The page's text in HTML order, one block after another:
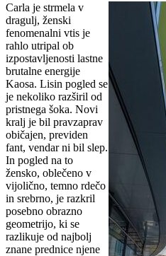
Carla je strmela v
dragulj, ženski
fenomenalni vtis je
rahlo utripal ob
izpostavljenosti lastne
brutalne energije
Kaosa. Lisin pogled se
je nekoliko razširil od
pristnega šoka. Novi
kralj je bil pravzaprav
običajen, previden
fant, vendar ni bil slep.
In pogled na to
žensko, oblečeno v
vijolično, temno rdečo
in srebrno, je razkril
posebno obrazno
geometrijo, ki se
razlikuje od najbolj
znane prednice njene